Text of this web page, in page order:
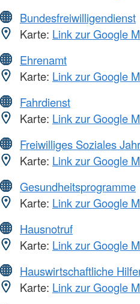
Bundesfreiwilligendienst
Karte: Link zur Google
Ehrenamt
Karte: Link zur Google
Fahrdienst
Karte: Link zur Google
Freiwilliges Soziales Jahr
Karte: Link zur Google
Gesundheitsprogramme
Karte: Link zur Google
Hausnotruf
Karte: Link zur Google
Hauswirtschaftliche
Karte: Link zur Google